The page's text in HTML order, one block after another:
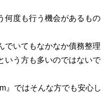
何度も行う機会があるもの
でいてもなかなか債務整理
いう方も多いのではないで
』ではそんな方でも安心し